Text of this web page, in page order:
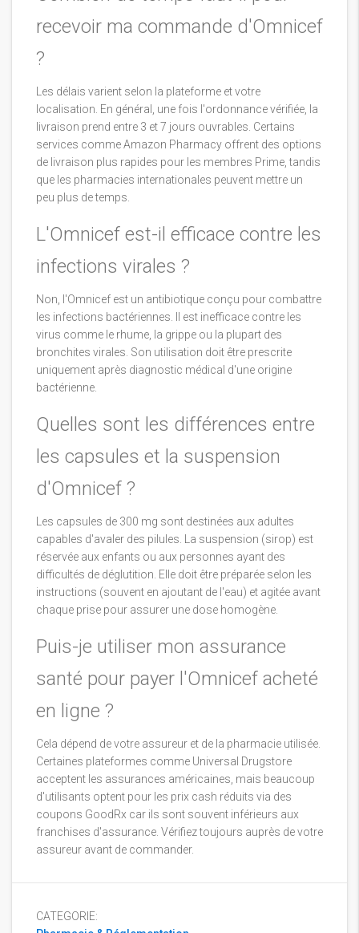
recevoir ma commande d'Omnicef
?
Les délais varient selon la plateforme et votre
localisation. En général, une fois l'ordonnance vérifiée, la
livraison prend entre 3 et 7 jours ouvrables. Certains
services comme Amazon Pharmacy offrent des options
de livraison plus rapides pour les membres Prime, tandis
que les pharmacies internationales peuvent mettre un
peu plus de temps.
L'Omnicef est-il efficace contre les
infections virales ?
Non, l'Omnicef est un antibiotique conçu pour combattre
les infections bactériennes. Il est inefficace contre les
virus comme le rhume, la grippe ou la plupart des
bronchites virales. Son utilisation doit être prescrite
uniquement après diagnostic médical d'une origine
bactérienne.
Quelles sont les différences entre
les capsules et la suspension
d'Omnicef ?
Les capsules de 300 mg sont destinées aux adultes
capables d'avaler des pilules. La suspension (sirop) est
réservée aux enfants ou aux personnes ayant des
difficultés de déglutition. Elle doit être préparée selon les
instructions (souvent en ajoutant de l'eau) et agitée avant
chaque prise pour assurer une dose homogène.
Puis-je utiliser mon assurance
santé pour payer l'Omnicef acheté
en ligne ?
Cela dépend de votre assureur et de la pharmacie utilisée.
Certaines plateformes comme Universal Drugstore
acceptent les assurances américaines, mais beaucoup
d'utilisants optent pour les prix cash réduits via des
coupons GoodRx car ils sont souvent inférieurs aux
franchises d'assurance. Vérifiez toujours auprès de votre
assureur avant de commander.
CATEGORIE: